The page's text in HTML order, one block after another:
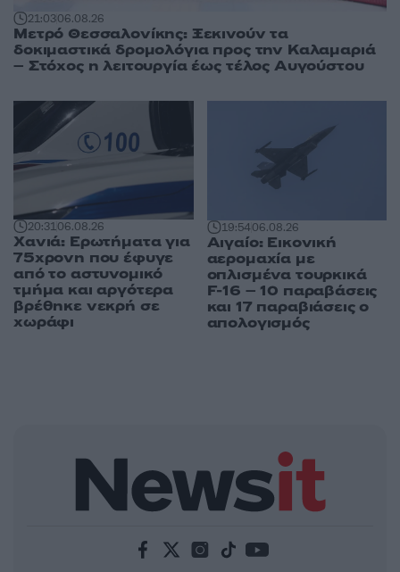
21:0306.08.26
Μετρό Θεσσαλονίκης: Ξεκινούν τα
δοκιμαστικά δρομολόγια προς την Καλαμαριά
– Στόχος η λειτουργία έως τέλος Αυγούστου
20:3106.08.26
Χανιά: Ερωτήματα για
75χρονη που έφυγε
από το αστυνομικό
τμήμα και αργότερα
βρέθηκε νεκρή σε
χωράφι
19:5406.08.26
Αιγαίο: Εικονική
αερομαχία με
οπλισμένα τουρκικά
F-16 – 10 παραβάσεις
και 17 παραβιάσεις ο
απολογισμός